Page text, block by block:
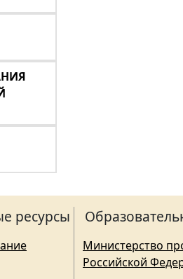
ресурсы
Министерство
Российской